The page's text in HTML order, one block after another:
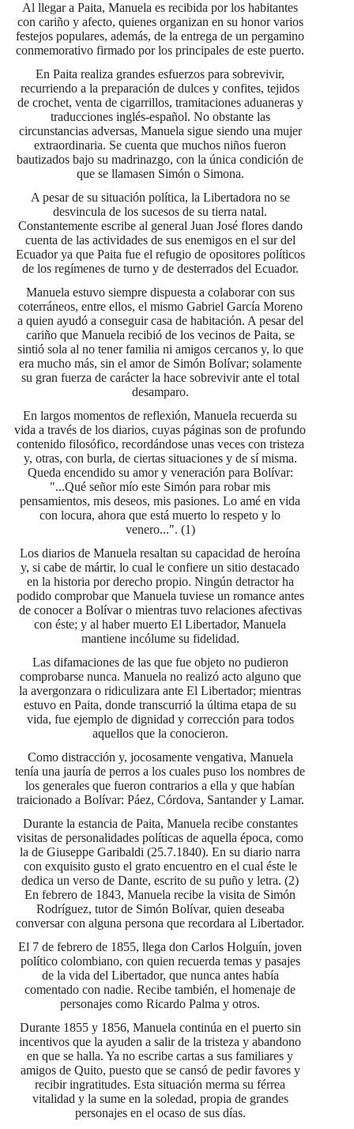
Al llegar a Paita, Manuela es recibida por los habitantes
con cariño y afecto, quienes organizan en su honor varios
festejos populares, además, de la entrega de un pergamino
conmemorativo firmado por los principales de este puerto.
En Paita realiza grandes esfuerzos para sobrevivir,
recurriendo a la preparación de dulces y confites, tejidos
de crochet, venta de cigarrillos, tramitaciones aduaneras y
traducciones inglés-español. No obstante las
circunstancias adversas, Manuela sigue siendo una mujer
extraordinaria. Se cuenta que muchos niños fueron
bautizados bajo su madrinazgo, con la única condición de
que se llamasen Simón o Simona.
A pesar de su situación política, la Libertadora no se
desvincula de los sucesos de su tierra natal.
Constantemente escribe al general Juan José flores dando
cuenta de las actividades de sus enemigos en el sur del
Ecuador ya que Paita fue el refugio de opositores políticos
de los regímenes de turno y de desterrados del Ecuador.
Manuela estuvo siempre dispuesta a colaborar con sus
coterráneos, entre ellos, el mismo Gabriel García Moreno
a quien ayudó a conseguir casa de habitación. A pesar del
cariño que Manuela recibió de los vecinos de Paita, se
sintió sola al no tener familia ni amigos cercanos y, lo que
era mucho más, sin el amor de Simón Bolívar; solamente
su gran fuerza de carácter la hace sobrevivir ante el total
desamparo.
En largos momentos de reflexión, Manuela recuerda su
vida a través de los diarios, cuyas páginas son de profundo
contenido filosófico, recordándose unas veces con tristeza
y, otras, con burla, de ciertas situaciones y de sí misma.
Queda encendido su amor y veneración para Bolívar:
"...Qué señor mío este Simón para robar mis
pensamientos, mis deseos, mis pasiones. Lo amé en vida
con locura, ahora que está muerto lo respeto y lo
venero...". (1)
Los diarios de Manuela resaltan su capacidad de heroína
y, si cabe de mártir, lo cual le confiere un sitio destacado
en la historia por derecho propio. Ningún detractor ha
podido comprobar que Manuela tuviese un romance antes
de conocer a Bolívar o mientras tuvo relaciones afectivas
con éste; y al haber muerto El Libertador, Manuela
mantiene incólume su fidelidad.
Las difamaciones de las que fue objeto no pudieron
comprobarse nunca. Manuela no realizó acto alguno que
la avergonzara o ridiculizara ante El Libertador; mientras
estuvo en Paita, donde transcurrió la última etapa de su
vida, fue ejemplo de dignidad y corrección para todos
aquellos que la conocieron.
Como distracción y, jocosamente vengativa, Manuela
tenía una jauría de perros a los cuales puso los nombres de
los generales que fueron contrarios a ella y que habían
traicionado a Bolívar: Páez, Córdova, Santander y Lamar.
Durante la estancia de Paita, Manuela recibe constantes
visitas de personalidades políticas de aquella época, como
la de Giuseppe Garibaldi (25.7.1840). En su diario narra
con exquisito gusto el grato encuentro en el cual éste le
dedica un verso de Dante, escrito de su puño y letra. (2)
En febrero de 1843, Manuela recibe la visita de Simón
Rodríguez, tutor de Simón Bolívar, quien deseaba
conversar con alguna persona que recordara al Libertador.
El 7 de febrero de 1855, llega don Carlos Holguín, joven
político colombiano, con quien recuerda temas y pasajes
de la vida del Libertador, que nunca antes había
comentado con nadie. Recibe también, el homenaje de
personajes como Ricardo Palma y otros.
Durante 1855 y 1856, Manuela continúa en el puerto sin
incentivos que la ayuden a salir de la tristeza y abandono
en que se halla. Ya no escribe cartas a sus familiares y
amigos de Quito, puesto que se cansó de pedir favores y
recibir ingratitudes. Esta situación merma su férrea
vitalidad y la sume en la soledad, propia de grandes
personajes en el ocaso de sus días.